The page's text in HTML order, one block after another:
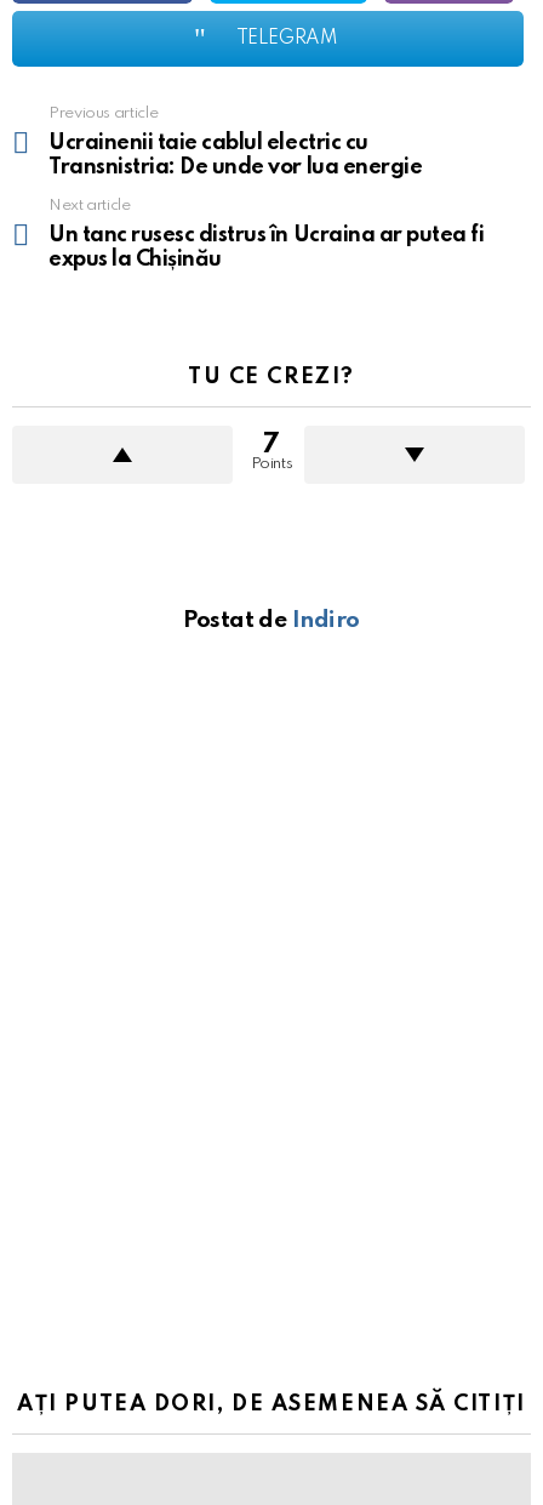
TELEGRAM
more
Previous article
Ucrainenii taie cablul electric cu
Transnistria: De unde vor lua energie
Next article
Un tanc rusesc distrus în Ucraina ar putea fi
expus la Chișinău
TU CE CREZI?
7
Points
Postat de Indiro
AȚI PUTEA DORI, DE ASEMENEA SĂ CITIȚI